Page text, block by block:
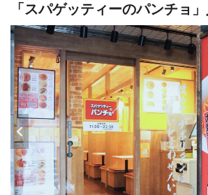
「スパゲッティーのパンチョ